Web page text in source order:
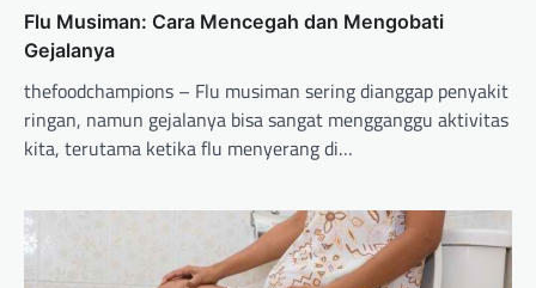
Flu Musiman: Cara Mencegah dan Mengobati
Gejalanya
thefoodchampions – Flu musiman sering dianggap penyakit
ringan, namun gejalanya bisa sangat mengganggu aktivitas
kita, terutama ketika flu menyerang di…